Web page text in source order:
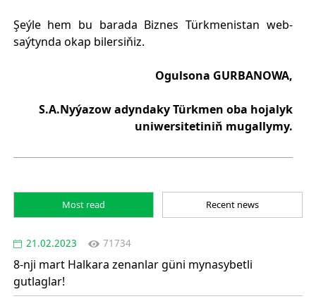
Şeýle hem bu barada Biznes Türkmenistan web-
saýtynda okap bilersiňiz.
Ogulsona GURBANOWA,
S.A.Nyýazow adyndaky Türkmen oba hojalyk
uniwersitetiniň mugallymy.
Most read Recent news
21.02.2023 71734
8-nji mart Halkara zenanlar güni mynasybetli
gutlaglar!